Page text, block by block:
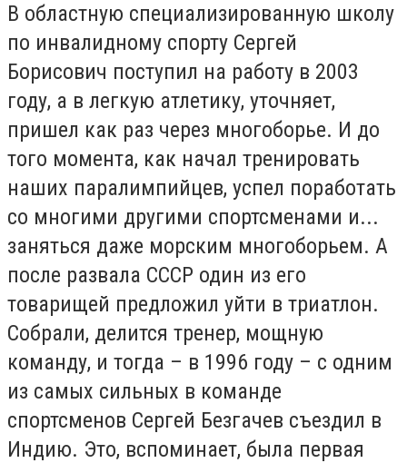
В областную специализированную школу
по инвалидному спорту Сергей
Борисович поступил на работу в 2003
году, а в легкую атлетику, уточняет,
пришел как раз через многоборье. И до
того момента, как начал тренировать
наших паралимпийцев, успел поработать
со многими другими спортсменами и...
заняться даже морским многоборьем. А
после развала СССР один из его
товарищей предложил уйти в триатлон.
Собрали, делится тренер, мощную
команду, и тогда – в 1996 году – с одним
из самых сильных в команде
спортсменов Сергей Безгачев съездил в
Индию. Это, вспоминает, была первая